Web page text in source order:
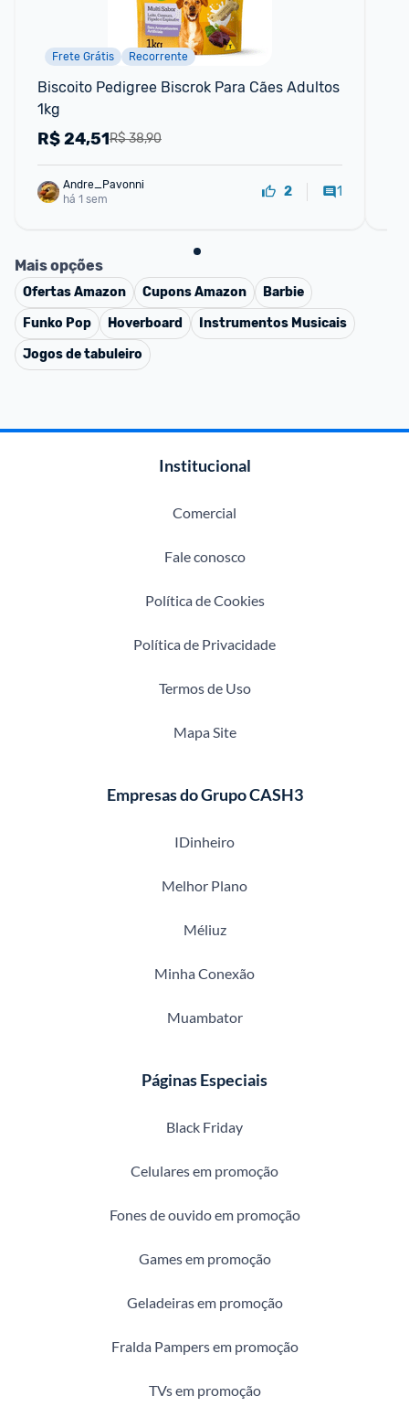
Frete Grátis Recorrente
Biscoito Pedigree Biscrok Para Cães Adultos
1kg
R$ 38,90
R$24,51
Andre_Pavonni
há 1 sem
2 1
Mais opções
OfertasAmazon CuponsAmazon
Barbie
Funko Pop
Hoverboard
Instrumentos Musicais
Jogos de tabuleiro
Institucional
Comercial
Fale conosco
Política de Cookies
Política de Privacidade
Termos de Uso
Mapa Site
Empresas do Grupo CASH3
IDinheiro
Melhor Plano
Méliuz
Minha Conexão
Muambator
Páginas Especiais
Black Friday
Celulares em promoção
Fones de ouvido em promoção
Games em promoção
Geladeiras em promoção
Fralda Pampers em promoção
TVs em promoção